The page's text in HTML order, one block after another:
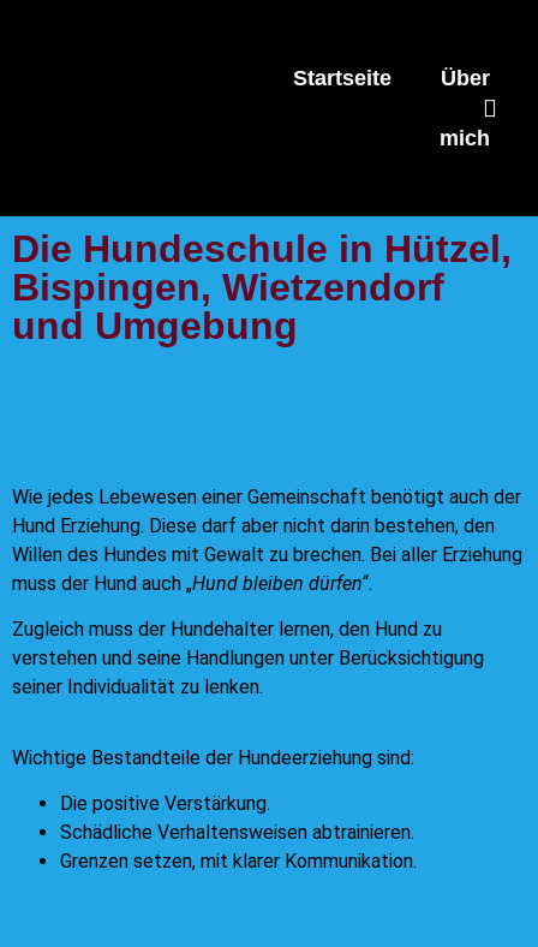
Startseite Über
mich
Die Hundeschule in Hützel,
Bispingen, Wietzendorf
und Umgebung
Wie jedes Lebewesen einer Gemeinschaft benötigt auch der
Hund Erziehung. Diese darf aber nicht darin bestehen, den
Willen des Hundes mit Gewalt zu brechen. Bei aller Erziehung
muss der Hund auch „Hund bleiben dürfen“.
Zugleich muss der Hundehalter lernen, den Hund zu
verstehen und seine Handlungen unter Berücksichtigung
seiner Individualität zu lenken.
Wichtige Bestandteile der Hundeerziehung sind:
Die positive Verstärkung.
Schädliche Verhaltensweisen abtrainieren.
Grenzen setzen, mit klarer Kommunikation.